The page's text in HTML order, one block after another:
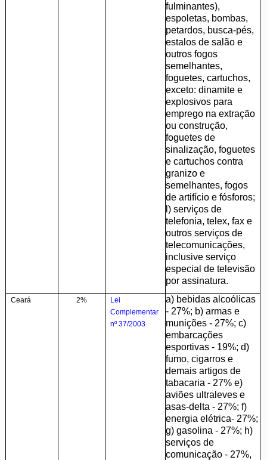
fulminantes),
espoletas, bombas,
petardos, busca-pés,
estalos de salão e
outros fogos
semelhantes,
foguetes, cartuchos,
exceto: dinamite e
explosivos para
emprego na extração
ou construção,
foguetes de
sinalização, foguetes
e cartuchos contra
granizo e
semelhantes, fogos
de artifício e fósforos;
l) serviços de
telefonia, telex, fax e
outros serviços de
telecomunicações,
inclusive serviço
especial de televisão
por assinatura.
Ceará 2%
Lei
Complementar
nº 37/2003
a) bebidas alcoólicas
- 27%; b) armas e
munições - 27%; c)
embarcações
esportivas - 19%; d)
fumo, cigarros e
demais artigos de
tabacaria - 27% e)
aviões ultraleves e
asas-delta - 27%; f)
energia elétrica- 27%;
g) gasolina - 27%; h)
serviços de
comunicação - 27%,